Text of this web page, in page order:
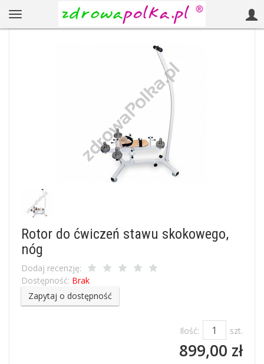
Rotor do ćwiczeń stawu skokowego,
nóg
Dodaj recenzję:
Dostępność: Brak
Zapytaj o dostępność
Ilość: szt.
899,00 zł